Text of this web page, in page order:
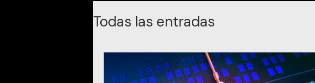
Todas las entradas
INDEPENDENCIA FUNCIÓN